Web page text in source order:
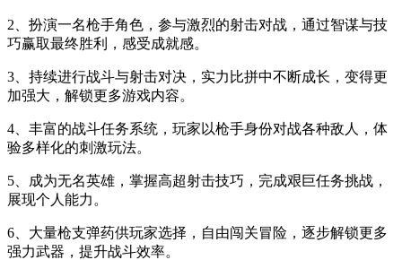
2、扮演一名枪手角色，参与激烈的射击对战，通过智谋与技
巧赢取最终胜利，感受成就感。
3、持续进行战斗与射击对决，实力比拼中不断成长，变得更
加强大，解锁更多游戏内容。
4、丰富的战斗任务系统，玩家以枪手身份对战各种敌人，体
验多样化的刺激玩法。
5、成为无名英雄，掌握高超射击技巧，完成艰巨任务挑战，
展现个人能力。
6、大量枪支弹药供玩家选择，自由闯关冒险，逐步解锁更多
强力武器，提升战斗效率。